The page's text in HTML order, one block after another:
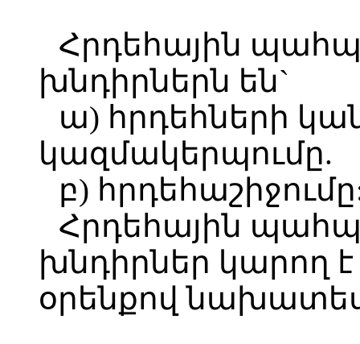
Հրդեհային
խնդիրներն են`
ա) հրդեհների
կազմակերպումը.
բ)
Հրդեհային
խնդիրներ կարող
օրենքով